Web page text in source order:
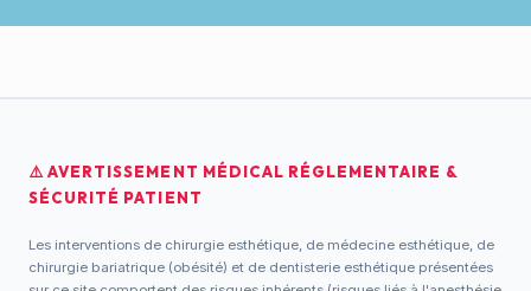
⚠️ AVERTISSEMENT MÉDICAL RÉGLEMENTAIRE &
SÉCURITÉ PATIENT
Les interventions de chirurgie esthétique, de médecine esthétique, de
chirurgie bariatrique (obésité) et de dentisterie esthétique présentées